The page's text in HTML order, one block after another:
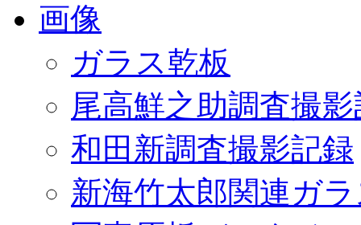
画像
ガラス乾板
尾高鮮之助調査撮
和田新調査撮影記録
新海竹太郎関連ガ